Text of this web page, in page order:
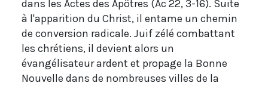
dans les Actes des Apôtres (Ac 22, 3-16). Suite
à l'apparition du Christ, il entame un chemin
de conversion radicale. Juif zélé combattant
les chrétiens, il devient alors un
évangélisateur ardent et propage la Bonne
Nouvelle dans de nombreuses villes de la